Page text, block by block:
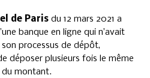
de Paris du 12 mars 2021 a
banque en ligne qui n’avait
processus de dépôt,
déposer plusieurs fois le même
du montant.